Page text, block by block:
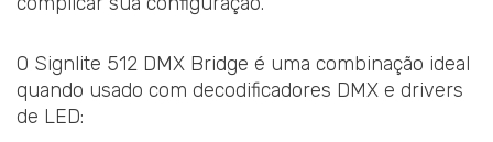
O Signlite 512 DMX Bridge é uma combinação ideal
quando usado com decodificadores DMX e drivers
de LED: